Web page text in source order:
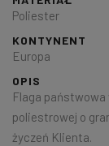
Poliester
KONTYNENT
Europa
OPIS
Flaga państwowa
poliestrowej o
życzeń Klienta.